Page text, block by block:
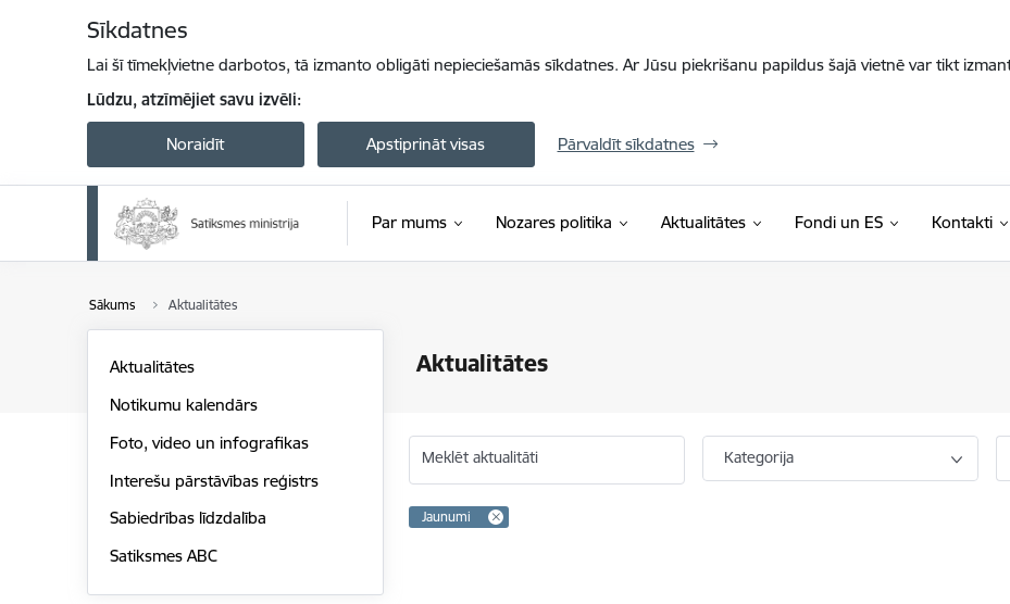
Sīkdatnes
Lai šī tīmekļvietne darbotos, tā izmanto obligāti nepieciešamās sīkdatnes. Ar Jūsu piekrišanu papildus šajā vietnē var tikt
Lūdzu, atzīmējiet savu izvēli:
Noraidīt Apstiprināt visas Pārvaldīt sīkdatnes
Par mums Nozares politika Aktualitātes Fondi un ES Kontakti
Sākums Aktualitātes
Aktualitātes
Aktualitātes
Notikumu kalendārs
Foto, video un infografikas
Interešu pārstāvības reģistrs
Sabiedrības līdzdalība
Satiksmes ABC
Meklēt aktualitāti Kategorija
Jaunumi